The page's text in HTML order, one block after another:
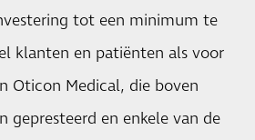
tot een minimum te
klanten en patiënten als voor
Oticon Medical, die boven
gepresteerd en enkele van de